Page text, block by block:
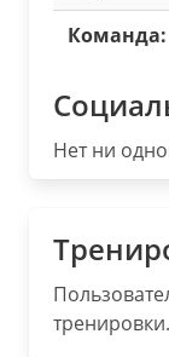
Команда:
Нет ни